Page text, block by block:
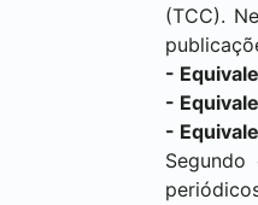
(TCC).
-
-
-